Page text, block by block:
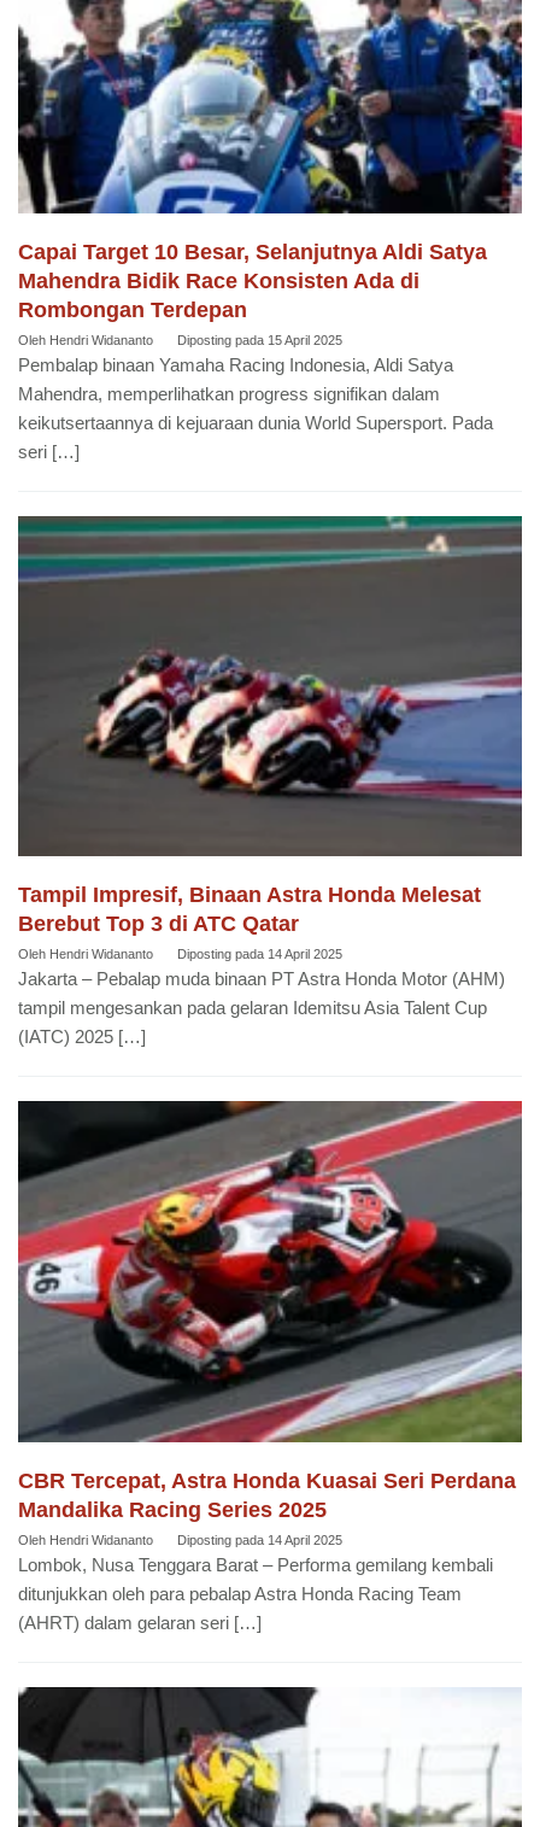
Capai Target 10 Besar, Selanjutnya Aldi Satya
Mahendra Bidik Race Konsisten Ada di
Rombongan Terdepan
Oleh Hendri Widananto Diposting pada 15 April 2025
Pembalap binaan Yamaha Racing Indonesia, Aldi Satya
Mahendra, memperlihatkan progress signifikan dalam
keikutsertaannya di kejuaraan dunia World Supersport. Pada
seri […]
Tampil Impresif, Binaan Astra Honda Melesat
Berebut Top 3 di ATC Qatar
Oleh Hendri Widananto Diposting pada 14 April 2025
Jakarta – Pebalap muda binaan PT Astra Honda Motor (AHM)
tampil mengesankan pada gelaran Idemitsu Asia Talent Cup
(IATC) 2025 […]
CBR Tercepat, Astra Honda Kuasai Seri Perdana
Mandalika Racing Series 2025
Oleh Hendri Widananto Diposting pada 14 April 2025
Lombok, Nusa Tenggara Barat – Performa gemilang kembali
ditunjukkan oleh para pebalap Astra Honda Racing Team
(AHRT) dalam gelaran seri […]